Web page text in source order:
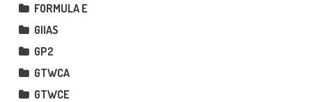
FORMULA E
GIIAS
GP2
GTWCA
GTWCE